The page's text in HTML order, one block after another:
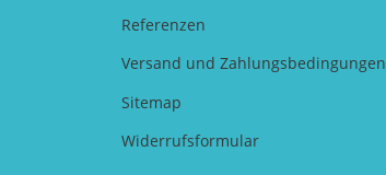
Referenzen
Versand und Zahlungsbedingungen
Sitemap
Widerrufsformular